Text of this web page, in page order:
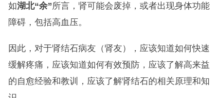
如湖北“余”所言，肾可能会废掉，或者出现身体功能
障碍，包括高血压。
因此，对于肾结石病友（肾友），应该知道如何快速
缓解疼痛，应该知道如何有效预防，应该了解高来益
的自愈经验和教训，应该了解肾结石的相关原理和知